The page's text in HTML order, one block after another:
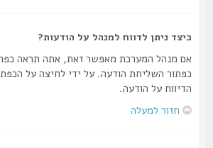
כיצד ניתן לדווח למנהל על הודעות?
אם מנהל המערכת מאפשר זאת, אתה תראה כפתור
כפתור השליחת הודעה. על ידי לחיצה על הכפתור
הדיווח על הודעה.
חזור למעלה